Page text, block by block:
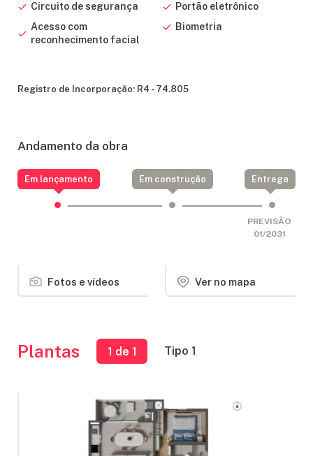
Circuito de segurança
Acesso com
reconhecimento facial
Portão eletrônico
Biometria
Registro de Incorporação: R4 - 74.805
Andamento da obra
Em lançamento Em construção Entrega
PREVISÃO
01/2031
Fotos e vídeos Ver no mapa
Plantas 1 de 1 Tipo 1